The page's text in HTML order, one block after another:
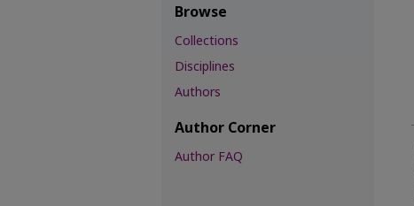
Browse
Collections
Disciplines
Authors
Author Corner
Author FAQ